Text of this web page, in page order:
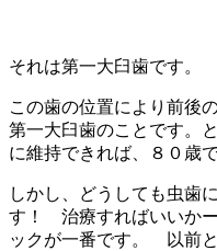
それは第一大臼歯です。
この歯の位置により前後
第一大臼歯のことです。
に維持できれば、８０歳
しかし、どうしても虫歯
す！ 治療すればいいか
ックが一番です。 以前